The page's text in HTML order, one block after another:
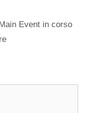
Event in corso